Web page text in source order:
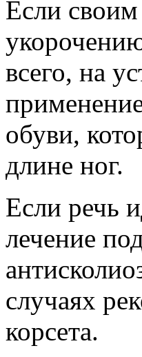
Если своим
всего, на
обуви,
длине ног.
Если речь
лечение
случаях
корсета.